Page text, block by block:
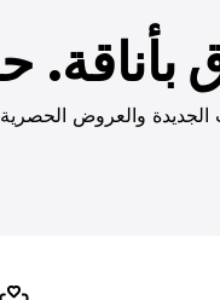
والعروض الحصرية